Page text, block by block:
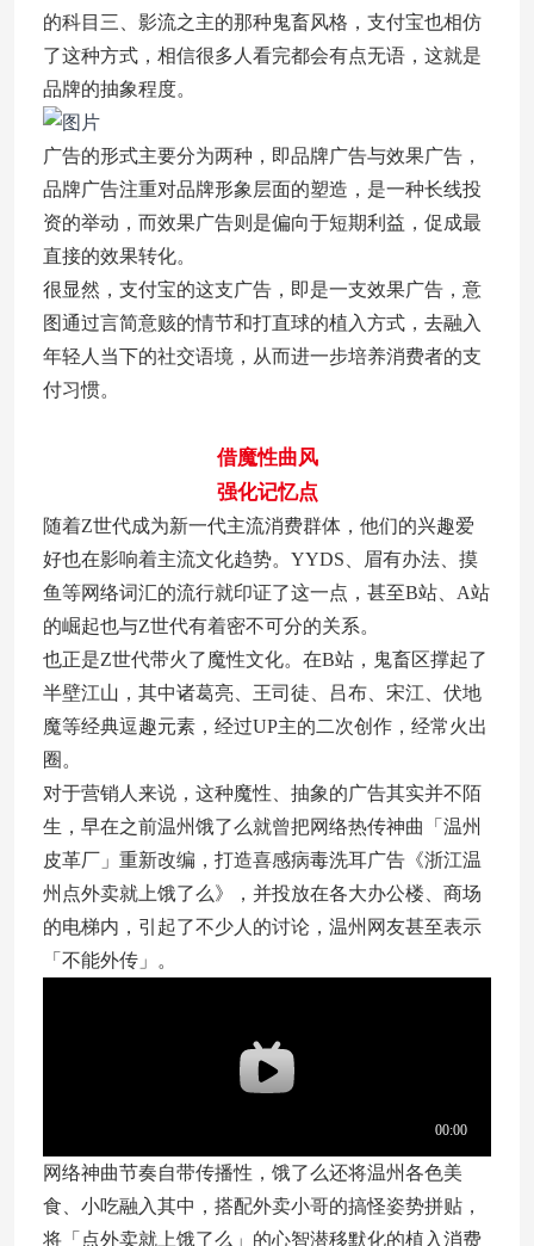
的科目三、影流之主的那种鬼畜风格，支付宝也相仿
了这种方式，相信很多人看完都会有点无语，这就是
品牌的抽象程度。
广告的形式主要分为两种，即品牌广告与效果广告，
品牌广告注重对品牌形象层面的塑造，是一种长线投
资的举动，而效果广告则是偏向于短期利益，促成最
直接的效果转化。
很显然，支付宝的这支广告，即是一支效果广告，意
图通过言简意赅的情节和打直球的植入方式，去融入
年轻人当下的社交语境，从而进一步培养消费者的支
付习惯。
借魔性曲风
强化记忆点
随着Z世代成为新一代主流消费群体，他们的兴趣爱
好也在影响着主流文化趋势。YYDS、眉有办法、摸
鱼等网络词汇的流行就印证了这一点，甚至B站、A站
的崛起也与Z世代有着密不可分的关系。
也正是Z世代带火了魔性文化。在B站，鬼畜区撑起了
半壁江山，其中诸葛亮、王司徒、吕布、宋江、伏地
魔等经典逗趣元素，经过UP主的二次创作，经常火出
圈。
对于营销人来说，这种魔性、抽象的广告其实并不陌
生，早在之前温州饿了么就曾把网络热传神曲「温州
皮革厂」重新改编，打造喜感病毒洗耳广告《浙江温
州点外卖就上饿了么》，并投放在各大办公楼、商场
的电梯内，引起了不少人的讨论，温州网友甚至表示
「不能外传」。
网络神曲节奏自带传播性，饿了么还将温州各色美
食、小吃融入其中，搭配外卖小哥的搞怪姿势拼贴，
将「点外卖就上饿了么」的心智潜移默化的植入消费